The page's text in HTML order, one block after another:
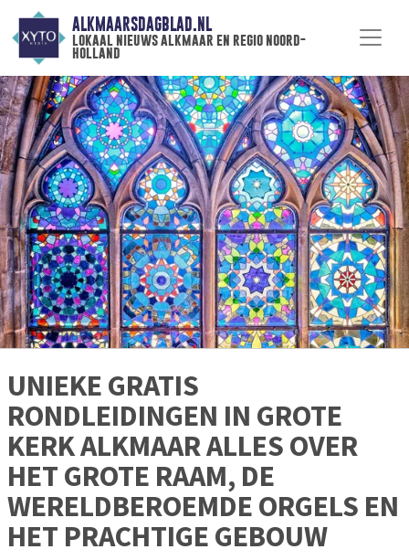
ALKMAARSDAGBLAD.NL
lokaal nieuws alkmaar en regio noord-
holland
UNIEKE GRATIS
RONDLEIDINGEN IN GROTE
KERK ALKMAAR ALLES OVER
HET GROTE RAAM, DE
WERELDBEROEMDE ORGELS EN
HET PRACHTIGE GEBOUW